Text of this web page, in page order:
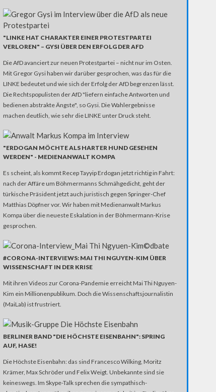
"LINKE HAT CHARAKTER EINER PROTESTPARTEI
VERLOREN" – GYSI ÜBER DEN ERFOLG DER AFD
Die AfD avanciert zur neuen Protestpartei – nicht nur im Osten.
Mit Gregor Gysi haben wir darüber gesprochen, was das für die
LINKE bedeutet und wie sich der Erfolg der AfD begrenzen lässt.
Die Rechtspopulisten der AfD "liefern einfache Antworten und
bedienen abstrakte Ängste", so Gysi. Die Wahlergebnisse
machen deutlich, wie sehr die LINKE unter Druck steht.
"ERDOGAN MÖCHTE ALS HARTER HUND GESEHEN
WERDEN" - MEDIENANWALT KOMPA
Es scheint, als kommt Recep Tayyip Erdogan jetzt richtig in Fahrt:
nach der Affäre um Böhmermanns Schmähgedicht, geht der
türkische Präsident jetzt auch juristisch gegen Springer-Chef
Matthias Döpfner vor. Wir haben mit Medienanwalt Markus
Kompa über die neueste Eskalation in der Böhmermann-Krise
gesprochen.
#CORONA-INTERVIEWS: MAI THI NGUYEN-KIM ÜBER
WISSENSCHAFT IN DER KRISE
Mit ihren Videos zur Corona-Pandemie erreicht Mai Thi Nguyen-
Kim ein Millionenpublikum. Doch die Wissenschaftsjournalistin
(MaiLab) ist frustriert.
BERLINER BAND "DIE HÖCHSTE EISENBAHN": SPRING
AUF, HASE!
Die Höchste Eisenbahn: das sind Francesco Wilking, Moritz
Krämer, Max Schröder und Felix Weigt. Unbekannte sind sie
keineswegs. Im Skype-Talk sprechen die sympathisch-